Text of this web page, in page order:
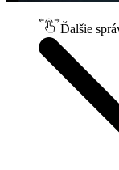
Ďalšie